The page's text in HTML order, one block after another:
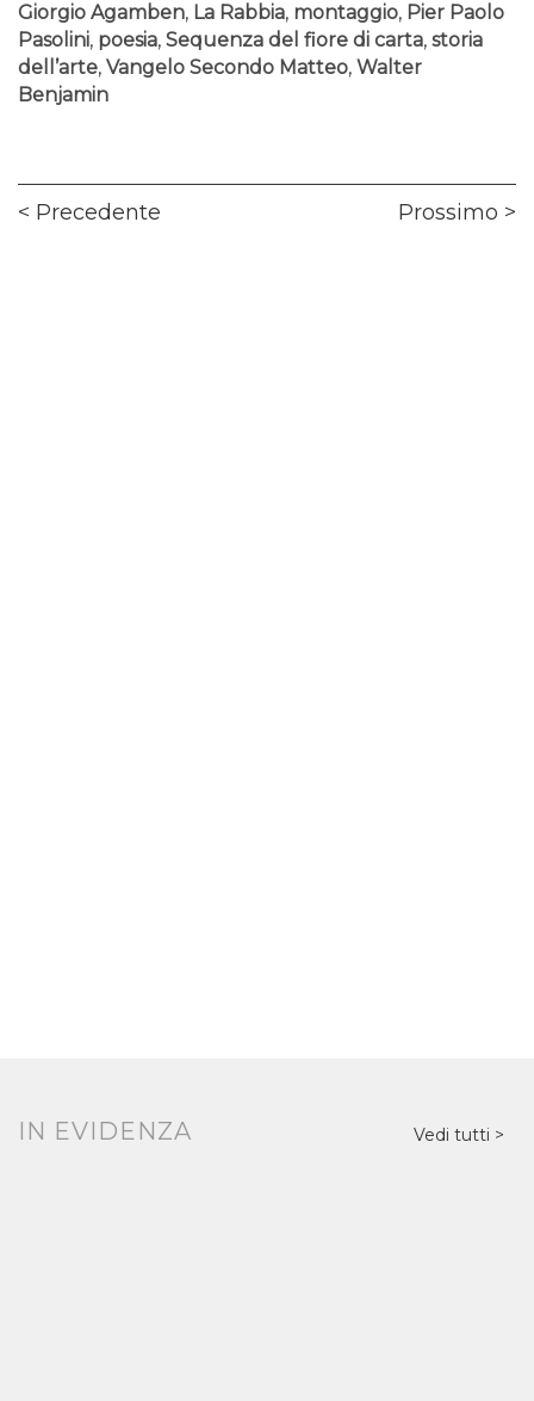
Giorgio Agamben, La Rabbia, montaggio, Pier Paolo
Pasolini, poesia, Sequenza del fiore di carta, storia
dell’arte, Vangelo Secondo Matteo, Walter
Benjamin
Navigazione
Precedente Prossimo
IN EVIDENZA Vedi tutti